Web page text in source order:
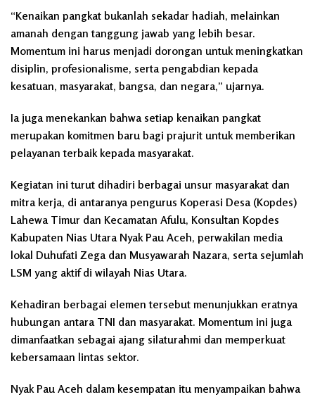
“Kenaikan pangkat bukanlah sekadar hadiah, melainkan
amanah dengan tanggung jawab yang lebih besar.
Momentum ini harus menjadi dorongan untuk meningkatkan
disiplin, profesionalisme, serta pengabdian kepada
kesatuan, masyarakat, bangsa, dan negara,” ujarnya.
Ia juga menekankan bahwa setiap kenaikan pangkat
merupakan komitmen baru bagi prajurit untuk memberikan
pelayanan terbaik kepada masyarakat.
Kegiatan ini turut dihadiri berbagai unsur masyarakat dan
mitra kerja, di antaranya pengurus Koperasi Desa (Kopdes)
Lahewa Timur dan Kecamatan Afulu, Konsultan Kopdes
Kabupaten Nias Utara Nyak Pau Aceh, perwakilan media
lokal Duhufati Zega dan Musyawarah Nazara, serta sejumlah
LSM yang aktif di wilayah Nias Utara.
Kehadiran berbagai elemen tersebut menunjukkan eratnya
hubungan antara TNI dan masyarakat. Momentum ini juga
dimanfaatkan sebagai ajang silaturahmi dan memperkuat
kebersamaan lintas sektor.
Nyak Pau Aceh dalam kesempatan itu menyampaikan bahwa